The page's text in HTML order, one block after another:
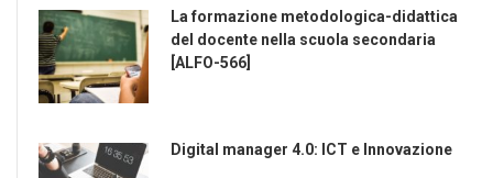
La formazione metodologica-didattica
del docente nella scuola secondaria
[ALFO-566]
Digital manager 4.0: ICT e Innovazione